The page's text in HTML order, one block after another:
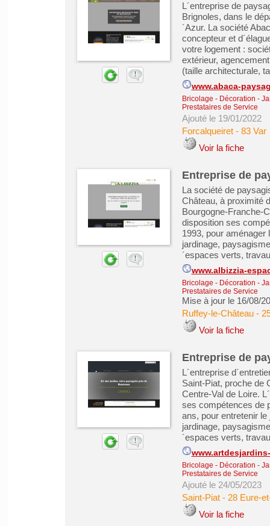
L´entreprise de
Brignoles, dans le
´Azur. La société
concepteur et
votre logement :
extérieur,
(taille architecturale,
www.abaca-
Bricolage - Décoration -
Prestataires de Service
Ajouté le 19/01/2022
Forcalqueiret- 83 Var
Voir la fiche
Entreprise de
La société de
Château, à proximité
Bourgogne-Franche-
disposition ses
1993, pour aménager
jardinage,
´espaces verts,
www.albizzia-
Bricolage - Décoration -
Prestataires de Service
Mise à jour le 16/08/
Ruffey-le-Château-
Voir la fiche
Entreprise de
L´entreprise
Saint-Piat, proche de
Centre-Val de Loire.
ses compétences de
ans, pour entretenir
jardinage,
´espaces verts,
Bricolage - Décoration -
Prestataires de Service
Ajouté le 24/05/2023
Saint-Piat- 28 Eure-
Voir la fiche